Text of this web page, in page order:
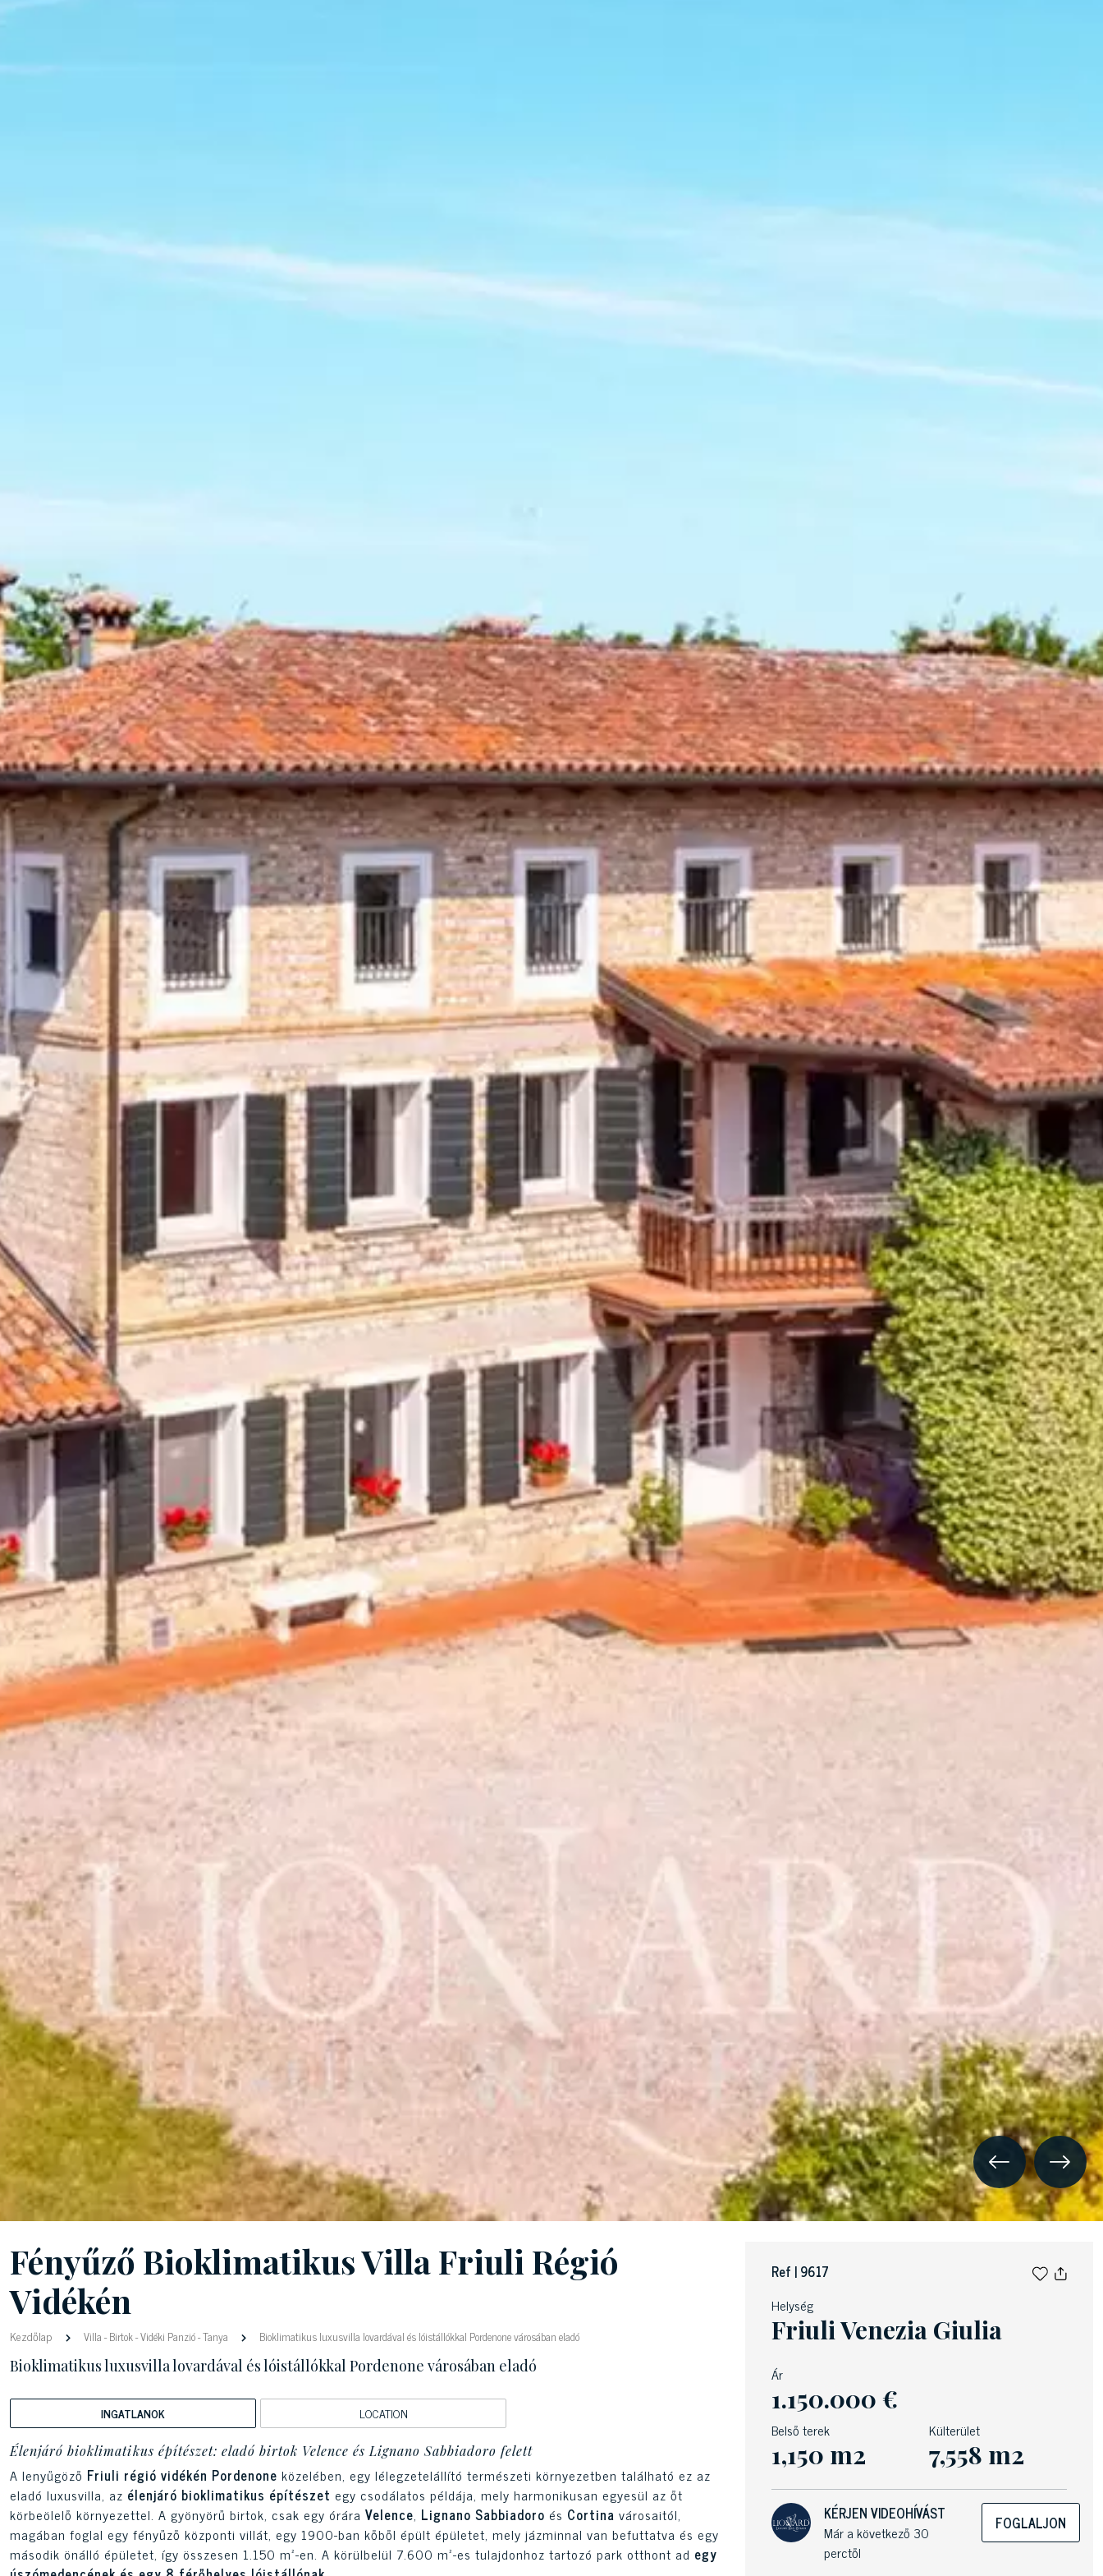
Fényűző Bioklimatikus Villa Friuli Régió
Vidékén
Kezdőlap Villa-Birtok-Vidéki Panzió-Tanya Bioklimatikus luxusvilla lovardával és lóistállókkal Pordenone városában eladó
Bioklimatikus luxusvilla lovardával és lóistállókkal Pordenone városában eladó
INGATLANOK LOCATION
Élenjáró bioklimatikus építészet: eladó birtok Velence és Lignano Sabbiadoro felett
A lenyűgöző Friuli régió vidékén Pordenone közelében, egy lélegzetelállító természeti környezetben található ez az
eladó luxusvilla, az élenjáró bioklimatikus építészet egy csodálatos példája, mely harmonikusan egyesül az őt
körbeölelő környezettel. A gyönyörű birtok, csak egy órára Velence, Lignano Sabbiadoro és Cortina városaitól,
magában foglal egy fényűző központi villát, egy 1900-ban kőből épült épületet, mely jázminnal van befuttatva és egy
második önálló épületet, így összesen 1.150 m²-en. A körülbelül 7.600 m²-es tulajdonhoz tartozó park otthont ad egy
Ref | 9617
Helység
Friuli Venezia Giulia
Ár
1.150.000 €
Belső terek
1,150 m2
Külterület
7,558 m2
KÉRJEN VIDEOHÍVÁST
Már a következő 30
perctől
FOGLALJON